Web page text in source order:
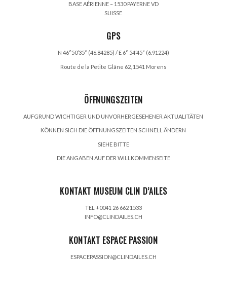
BASE AÉRIENNE – 1530 PAYERNE VD
SUISSE
GPS
N 46°50’35“ (46.84285) / E 6° 54’45“ (6.91224)
Route de la Petite Glâne 62, 1541 Morens
ÖFFNUNGSZEITEN
AUFGRUND WICHTIGER UND UNVORHERGESEHENER AKTUALITÄTEN
KÖNNEN SICH DIE ÖFFNUNGSZEITEN SCHNELL ÄNDERN
SIEHE BITTE
DIE ANGABEN AUF DER WILLKOMMENSEITE
KONTAKT MUSEUM CLIN D’AILES
TEL +0041 26 662 1533
INFO@CLINDAILES.CH
KONTAKT ESPACE PASSION
ESPACEPASSION@CLINDAILES.CH